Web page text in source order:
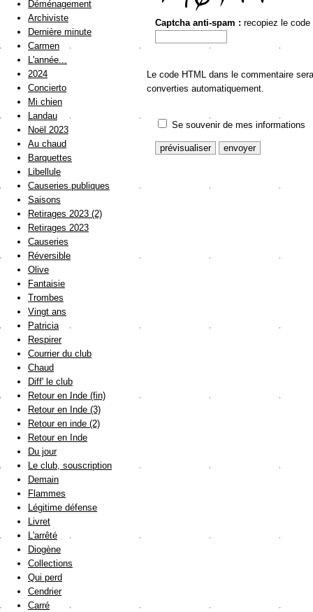
Captcha anti-spam : recopiez le code
Le code HTML dans le commentaire
converties automatiquement.
Se souvenir de mes informations
Déménagement
Archiviste
Dernière minute
Carmen
L'année...
2024
Concierto
Mi chien
Landau
Noël 2023
Au chaud
Barquettes
Libellule
Causeries publiques
Saisons
Retirages 2023 (2)
Retirages 2023
Causeries
Réversible
Olive
Fantaisie
Trombes
Vingt ans
Patricia
Respirer
Courrier du club
Chaud
Diff' le club
Retour en Inde (fin)
Retour en Inde (3)
Retour en inde (2)
Retour en Inde
Du jour
Le club, souscription
Demain
Flammes
Légitime défense
Livret
L'arrêté
Diogène
Collections
Qui perd
Cendrier
Carré